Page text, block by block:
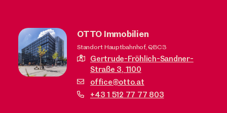
OTTO Immobilien
Standort Hauptbahnhof, QBC3
Gertrude-Fröhlich-Sandner-
Straße 3, 1100
office@otto.at
+43 1 512 77 77 803